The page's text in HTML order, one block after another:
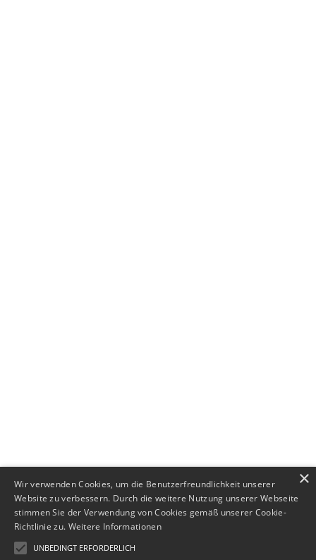
×
Wir verwenden Cookies, um die Benutzerfreundlichkeit unserer
Website zu verbessern. Durch die weitere Nutzung unserer Webseite
stimmen Sie der Verwendung von Cookies gemäß unserer Cookie-
Richtlinie zu. Weitere Informationen
UNBEDINGT ERFORDERLICH